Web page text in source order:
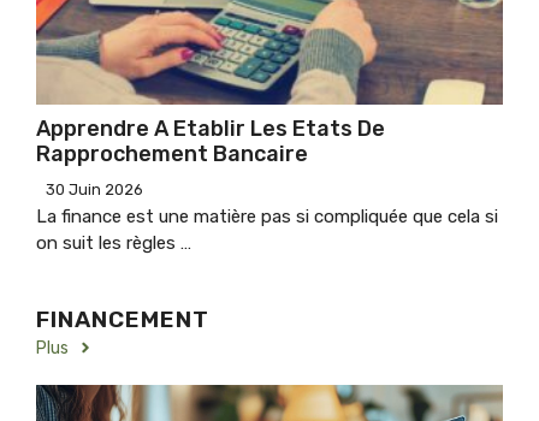
Apprendre A Etablir Les Etats De
Rapprochement Bancaire
30 Juin 2026
La finance est une matière pas si compliquée que cela si
on suit les règles …
FINANCEMENT
Plus